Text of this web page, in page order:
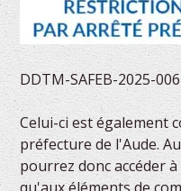
DDTM-SAFEB-2025-
Celui-ci est également
préfecture de l'Aude.
pourrez donc accéder